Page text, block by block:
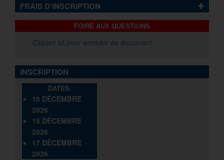
FRAIS D'INSCRIPTION
FOIRE AUX QUESTIONS
Cliquez ici pour accéder au document
INSCRIPTION
DATES:
10 DÉCEMBRE
2026
15 DÉCEMBRE
2026
17 DÉCEMBRE
2026